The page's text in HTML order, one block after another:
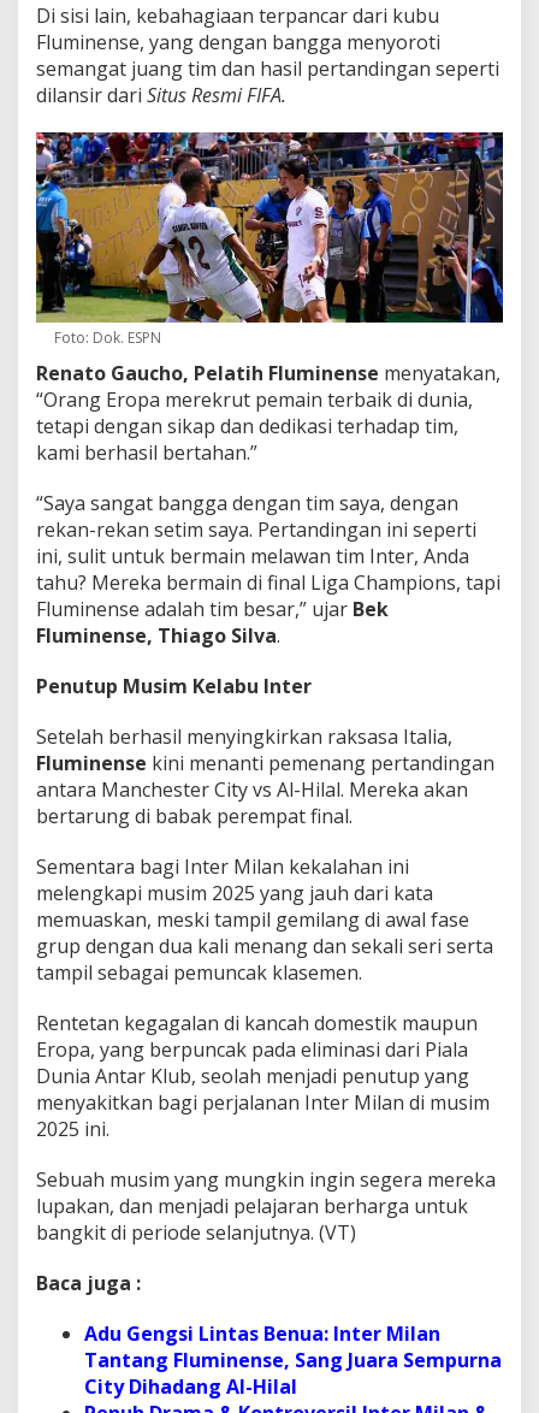
Di sisi lain, kebahagiaan terpancar dari kubu
Fluminense, yang dengan bangga menyoroti
semangat juang tim dan hasil pertandingan seperti
dilansir dari Situs Resmi FIFA.
Foto: Dok. ESPN
Renato Gaucho, Pelatih Fluminense menyatakan,
“Orang Eropa merekrut pemain terbaik di dunia,
tetapi dengan sikap dan dedikasi terhadap tim,
kami berhasil bertahan.”
“Saya sangat bangga dengan tim saya, dengan
rekan-rekan setim saya. Pertandingan ini seperti
ini, sulit untuk bermain melawan tim Inter, Anda
tahu? Mereka bermain di final Liga Champions, tapi
Fluminense adalah tim besar,” ujar Bek
Fluminense, Thiago Silva.
Penutup Musim Kelabu Inter
Setelah berhasil menyingkirkan raksasa Italia,
Fluminense kini menanti pemenang pertandingan
antara Manchester City vs Al-Hilal. Mereka akan
bertarung di babak perempat final.
Sementara bagi Inter Milan kekalahan ini
melengkapi musim 2025 yang jauh dari kata
memuaskan, meski tampil gemilang di awal fase
grup dengan dua kali menang dan sekali seri serta
tampil sebagai pemuncak klasemen.
Rentetan kegagalan di kancah domestik maupun
Eropa, yang berpuncak pada eliminasi dari Piala
Dunia Antar Klub, seolah menjadi penutup yang
menyakitkan bagi perjalanan Inter Milan di musim
2025 ini.
Sebuah musim yang mungkin ingin segera mereka
lupakan, dan menjadi pelajaran berharga untuk
bangkit di periode selanjutnya. (VT)
Baca juga :
Adu Gengsi Lintas Benua: Inter Milan
Tantang Fluminense, Sang Juara Sempurna
City Dihadang Al-Hilal